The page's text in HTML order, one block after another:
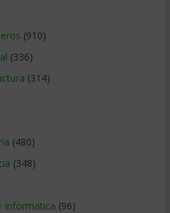
(910)
(336)
(314)
(480)
(348)
Informatica (96)